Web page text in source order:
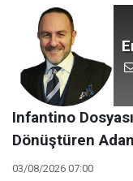
Infantino
Dönüştüren
03/08/2026 07:00